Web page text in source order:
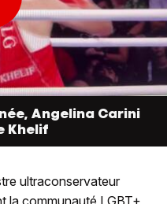
Angelina Carini
Khelif
ultraconservateur